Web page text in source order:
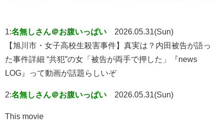
1:名無しさん＠お腹いっぱい
2026.05.31(Sun)
【旭川市・女子高校生殺害事件】真実は？内田被告が語っ
た事件詳細 “共犯”の女「被告が両手で押した」『news
LOG』って動画が話題らしいぞ
2:名無しさん＠お腹いっぱい 2026.05.31(Sun)
This movie